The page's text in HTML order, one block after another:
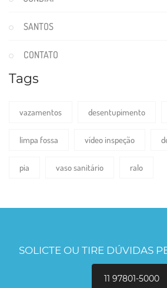
SANTOS
CONTATO
Tags
vazamentos desentupimento
limpa fossa vídeo inspeção
pia vaso sanitário ralo
SOLICTE OU TIRE DÚVIDAS
11 97801-5000